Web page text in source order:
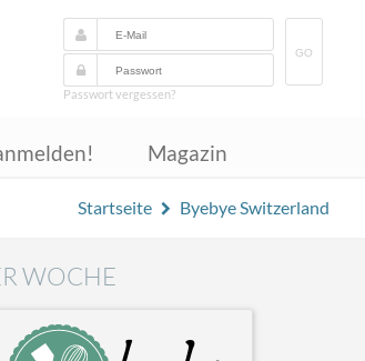
GO
Passwort vergessen?
Magazin
Startseite Byebye Switzerland
WOCHE